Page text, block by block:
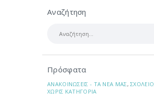
Αναζήτηση
Πρόσφατα
ΑΝΑΚΟΙΝΩΣΕΙΣ - ΤΑ ΝΕΑ ΜΑΣ,ΣΧΟΛΕΙΟ
ΧΩΡΙΣ ΚΑΤΗΓΟΡΙΑ